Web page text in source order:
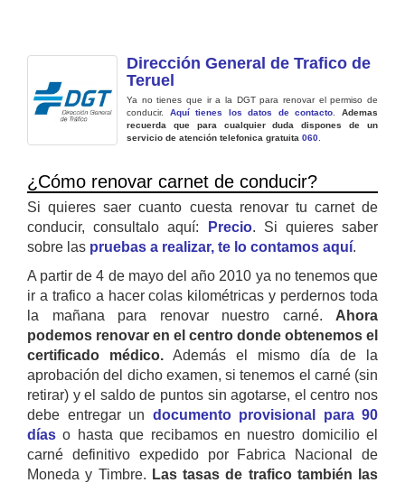
Dirección General de Trafico de
Teruel
Ya no tienes que ir a la DGT para renovar el permiso de
conducir. Aquí tienes los datos de contacto .Ademas
recuerda que para cualquier duda dispones de un
servicio de atención telefonica gratuita 060
¿Cómo renovar carnet de conducir?
Si quieres saer cuanto cuesta renovar tu carnet de
conducir, consultalo aquí:
Precio. Si quieres saber
sobre las pruebas a realizar, te lo contamos aquí.
A partir de 4 de mayo del año 2010 ya no tenemos que
ir a trafico a hacer colas kilométricas y perdernos toda
la mañana para renovar nuestro carné. Ahora
podemos renovar en el centro donde obtenemos el
certificado médico. Además el mismo día de la
aprobación del dicho examen, si tenemos el carné (sin
retirar) y el saldo de puntos sin agotarse, el centro nos
debe entregar un documento provisional para 90
días o hasta que recibamos en nuestro domicilio el
carné definitivo expedido por Fabrica Nacional de
Moneda y Timbre. Las tasas de trafico también las